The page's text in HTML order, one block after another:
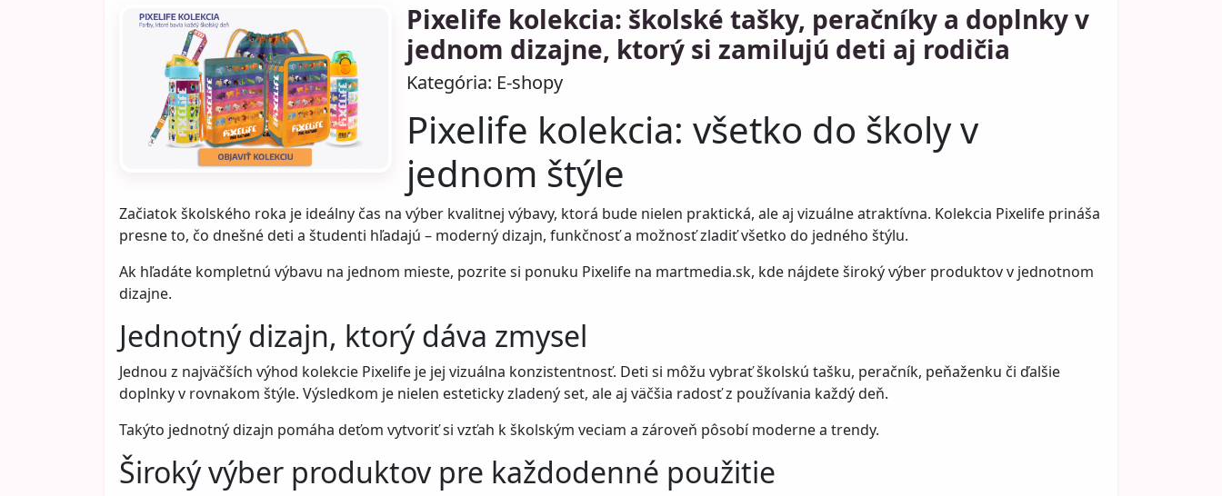
Pixelife kolekcia: školské tašky, peračníky a doplnky v
jednom dizajne, ktorý si zamilujú deti aj rodičia
Kategória: E-shopy
Pixelife kolekcia: všetko do školy v
jednom štýle
Začiatok školského roka je ideálny čas na výber kvalitnej výbavy, ktorá bude nielen praktická, ale aj vizuálne atraktívna. Kolekcia Pixelife prináša
presne to, čo dnešné deti a študenti hľadajú – moderný dizajn, funkčnosť a možnosť zladiť všetko do jedného štýlu.
Ak hľadáte kompletnú výbavu na jednom mieste, pozrite si ponuku Pixelife na martmedia.sk, kde nájdete široký výber produktov v jednotnom
dizajne.
Jednotný dizajn, ktorý dáva zmysel
Jednou z najväčších výhod kolekcie Pixelife je jej vizuálna konzistentnosť. Deti si môžu vybrať školskú tašku, peračník, peňaženku či ďalšie
doplnky v rovnakom štýle. Výsledkom je nielen esteticky zladený set, ale aj väčšia radosť z používania každý deň.
Takýto jednotný dizajn pomáha deťom vytvoriť si vzťah k školským veciam a zároveň pôsobí moderne a trendy.
Široký výber produktov pre každodenné použitie